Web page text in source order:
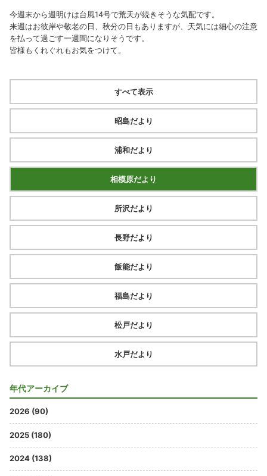
今週末から週明けは台風14号で荒天が続きそうな気配です。
来週はお彼岸や敬老の日、秋分の日もありますが、天気には細心の注意
を払って過ごす一週間になりそうです。
皆様もくれぐれもお気をつけて。
すべて表示
昭島だより
浦和だより
相模原だより
所沢だより
長野だより
飯能だより
福島だより
松戸だより
水戸だより
年代アーカイブ
2026 (90)
2025 (180)
2024 (138)